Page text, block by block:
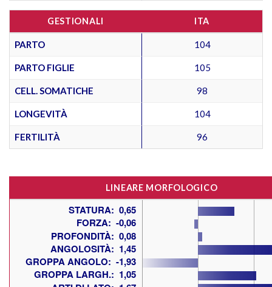
GESTIONALI ITA
PARTO 104
PARTO FIGLIE 105
CELL. SOMATICHE 98
LONGEVITÀ 104
FERTILITÀ 96
LINEARE MORFOLOGICO